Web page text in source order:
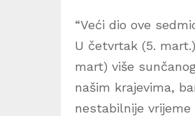
“Veći dio ove
U četvrtak (5.
mart) više
našim krajevima,
nestabilnije